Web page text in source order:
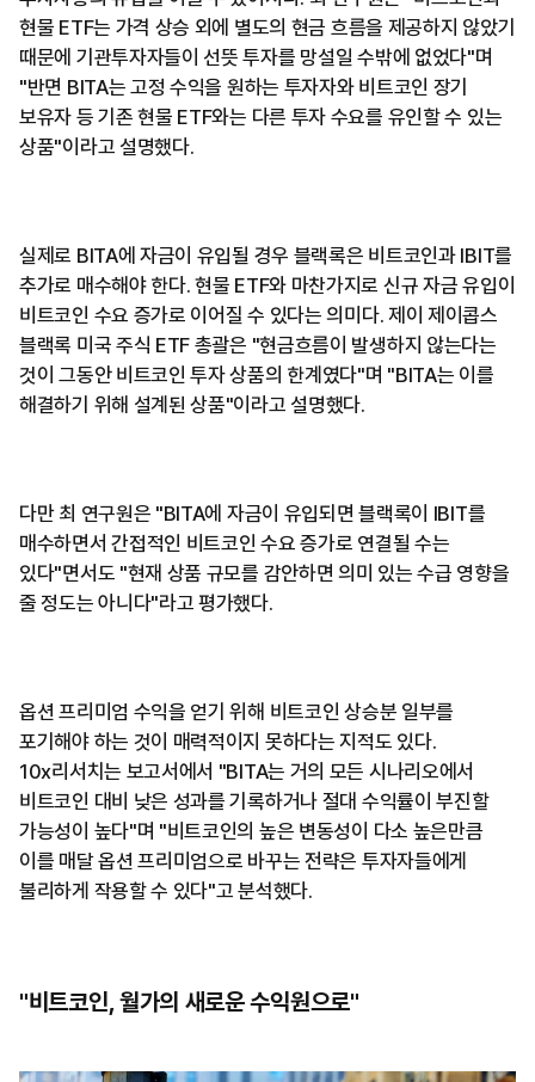
현물 ETF는 가격 상승 외에 별도의 현금 흐름을 제공하지 않았기
때문에 기관투자자들이 선뜻 투자를 망설일 수밖에 없었다"며
"반면 BITA는 고정 수익을 원하는 투자자와 비트코인 장기
보유자 등 기존 현물 ETF와는 다른 투자 수요를 유인할 수 있는
상품"이라고 설명했다.
실제로 BITA에 자금이 유입될 경우 블랙록은 비트코인과 IBIT를
추가로 매수해야 한다. 현물 ETF와 마찬가지로 신규 자금 유입이
비트코인 수요 증가로 이어질 수 있다는 의미다. 제이 제이콥스
블랙록 미국 주식 ETF 총괄은 "현금흐름이 발생하지 않는다는
것이 그동안 비트코인 투자 상품의 한계였다"며 "BITA는 이를
해결하기 위해 설계된 상품"이라고 설명했다.
다만 최 연구원은 "BITA에 자금이 유입되면 블랙록이 IBIT를
매수하면서 간접적인 비트코인 수요 증가로 연결될 수는
있다"면서도 "현재 상품 규모를 감안하면 의미 있는 수급 영향을
줄 정도는 아니다"라고 평가했다.
옵션 프리미엄 수익을 얻기 위해 비트코인 상승분 일부를
포기해야 하는 것이 매력적이지 못하다는 지적도 있다.
10x리서치는 보고서에서 "BITA는 거의 모든 시나리오에서
비트코인 대비 낮은 성과를 기록하거나 절대 수익률이 부진할
가능성이 높다"며 "비트코인의 높은 변동성이 다소 높은만큼
이를 매달 옵션 프리미엄으로 바꾸는 전략은 투자자들에게
불리하게 작용할 수 있다"고 분석했다.
"비트코인, 월가의 새로운 수익원으로"